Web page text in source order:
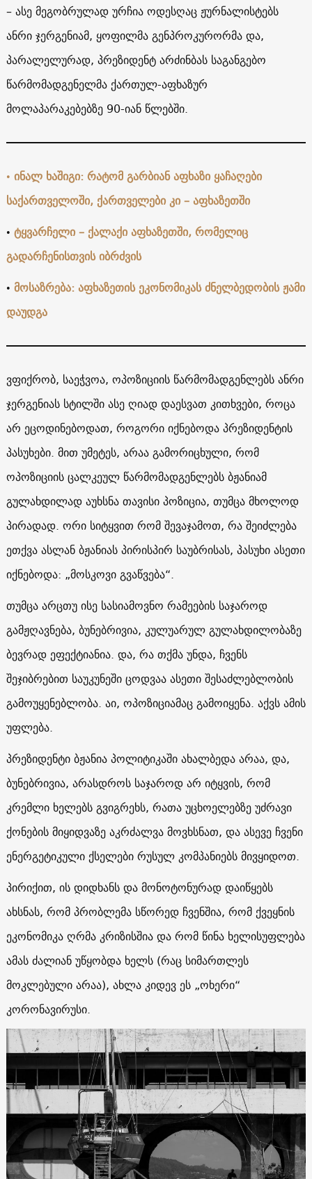
– ასე მეგობრულად ურჩია ოდესღაც ჟურნალისტებს
ანრი ჯერგენიამ, ყოფილმა გენპროკურორმა და,
პარალელურად, პრეზიდენტ არძინბას საგანგებო
წარმომადგენელმა ქართულ-აფხაზურ
მოლაპარაკებებზე 90-იან წლებში.
• ინალ ხაშიგი: რატომ გარბიან აფხაზი ყაჩაღები
საქართველოში, ქართველები კი – აფხაზეთში
• ტყვარჩელი – ქალაქი აფხაზეთში, რომელიც
გადარჩენისთვის იბრძვის
• მოსაზრება: აფხაზეთის ეკონომიკას ძნელბედობის ჟამი
დაუდგა
ვფიქრობ, საეჭვოა, ოპოზიციის წარმომადგენლებს ანრი
ჯერგენიას სტილში ასე ღიად დაესვათ კითხვები, როცა
არ ეცოდინებოდათ, როგორი იქნებოდა პრეზიდენტის
პასუხები. მით უმეტეს, არაა გამორიცხული, რომ
ოპოზიციის ცალკეულ წარმომადგენლებს ბჟანიამ
გულახდილად აუხსნა თავისი პოზიცია, თუმცა მხოლოდ
პირადად. ორი სიტყვით რომ შევაჯამოთ, რა შეიძლება
ეთქვა ასლან ბჟანიას პირისპირ საუბრისას, პასუხი ასეთი
იქნებოდა: „მოსკოვი გვაწვება“.
თუმცა არცთუ ისე სასიამოვნო რამეების საჯაროდ
გამჟღავნება, ბუნებრივია, კულუარულ გულახდილობაზე
ბევრად ეფექტიანია. და, რა თქმა უნდა, ჩვენს
შეჯიბრებით საუკუნეში ცოდვაა ასეთი შესაძლებლობის
გამოუყენებლობა. აი, ოპოზიციამაც გამოიყენა. აქვს ამის
უფლება.
პრეზიდენტი ბჟანია პოლიტიკაში ახალბედა არაა, და,
ბუნებრივია, არასდროს საჯაროდ არ იტყვის, რომ
კრემლი ხელებს გვიგრეხს, რათა უცხოელებზე უძრავი
ქონების მიყიდვაზე აკრძალვა მოვხსნათ, და ასევე ჩვენი
ენერგეტიკული ქსელები რუსულ კომპანიებს მივყიდოთ.
პირიქით, ის დიდხანს და მონოტონურად დაიწყებს
ახსნას, რომ პრობლემა სწორედ ჩვენშია, რომ ქვეყნის
ეკონომიკა ღრმა კრიზისშია და რომ წინა ხელისუფლება
ამას ძალიან უწყობდა ხელს (რაც სიმართლეს
მოკლებული არაა), ახლა კიდევ ეს „ოხერი“
კორონავირუსი.